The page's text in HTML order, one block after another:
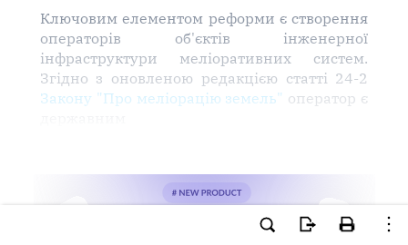
Ключовим елементом реформи є створення
операторів об'єктів інженерної
інфраструктури меліоративних систем.
Згідно з оновленою редакцією статті 24-2
Закону "Про меліорацію земель" оператор є